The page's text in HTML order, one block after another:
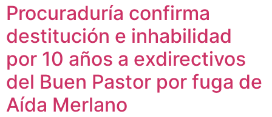
Procuraduría confirma
destitución e inhabilidad
por 10 años a exdirectivos
del Buen Pastor por fuga de
Aída Merlano